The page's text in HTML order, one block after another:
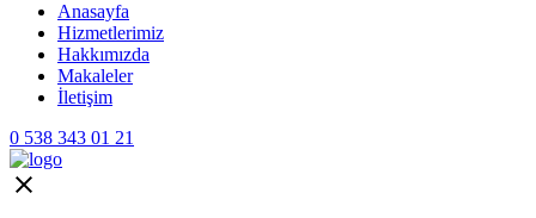
Anasayfa
Hizmetlerimiz
Hakkımızda
Makaleler
İletişim
0 538 343 01 21